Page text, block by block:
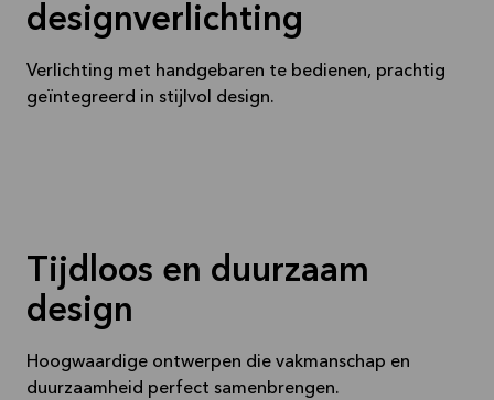
designverlichting
Verlichting met handgebaren te bedienen, prachtig
geïntegreerd in stijlvol design.
Tijdloos en duurzaam
design
Hoogwaardige ontwerpen die vakmanschap en
duurzaamheid perfect samenbrengen.